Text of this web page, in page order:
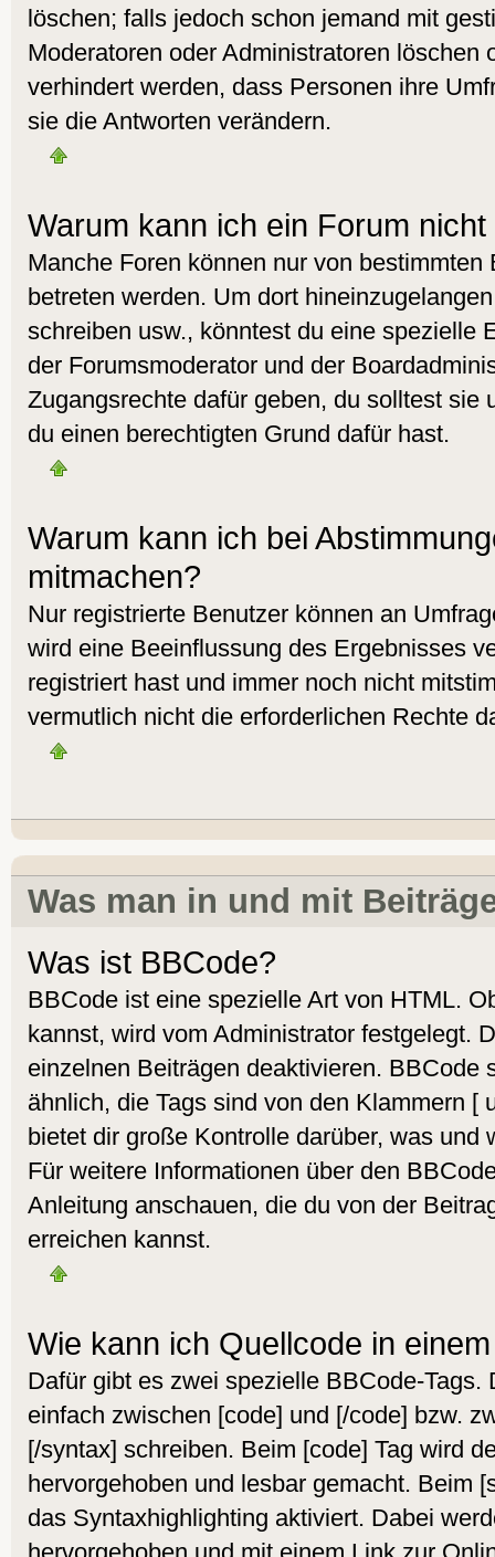
löschen; falls jedoch schon jemand mit
Moderatoren oder Administratoren löschen
verhindert werden, dass Personen ihre
sie die Antworten verändern.
Warum kann ich ein Forum
Manche Foren können nur von bestimmten
betreten werden. Um dort
schreiben usw., könntest du eine spezielle
der Forumsmoderator und der
Zugangsrechte dafür geben, du solltest sie
du einen berechtigten Grund dafür hast.
Warum kann ich bei
mitmachen?
Nur registrierte Benutzer können an
wird eine Beeinflussung des Ergebnisses
registriert hast und immer noch nicht
vermutlich nicht die erforderlichen Rechte
Was man in und mit
Was ist BBCode?
BBCode ist eine spezielle Art von HTML.
kannst, wird vom Administrator festgelegt.
einzelnen Beiträgen deaktivieren. BBCode
ähnlich, die Tags sind von den Klammern [
bietet dir große Kontrolle darüber, was und
Für weitere Informationen über den
Anleitung anschauen, die du von der
erreichen kannst.
Wie kann ich Quellcode in
Dafür gibt es zwei spezielle BBCode-Tags.
einfach zwischen [code] und [/code] bzw.
[/syntax] schreiben. Beim [code] Tag wird
hervorgehoben und lesbar gemacht. Beim
das Syntaxhighlighting aktiviert. Dabei